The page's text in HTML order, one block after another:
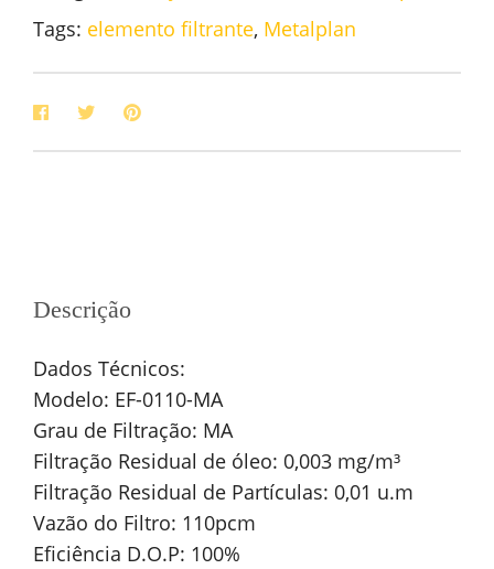
Tags: elemento filtrante, Metalplan
Descrição
Dados Técnicos:
Modelo: EF-0110-MA
Grau de Filtração: MA
Filtração Residual de óleo: 0,003 mg/m³
Filtração Residual de Partículas: 0,01 u.m
Vazão do Filtro: 110pcm
Eficiência D.O.P: 100%